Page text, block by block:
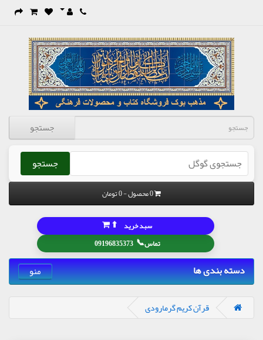
جستجو
جستجو
0 محصول - 0 تومان
تماس📞
09196835373
سبد خرید ⬆
دسته بندی ها منو
قرآن کریم گرمارودی